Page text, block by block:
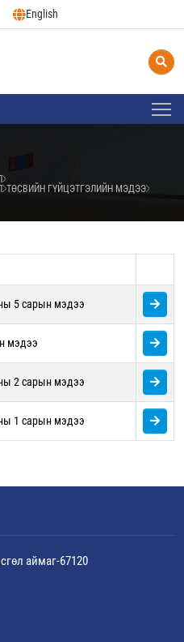
English
ТӨСВИЙН ГҮЙЦЭТГЭЛИЙН МЭДЭЭ
5 сарын мэдээ
мэдээ
2 сарын мэдээ
1 сарын мэдээ
аймаг-67120